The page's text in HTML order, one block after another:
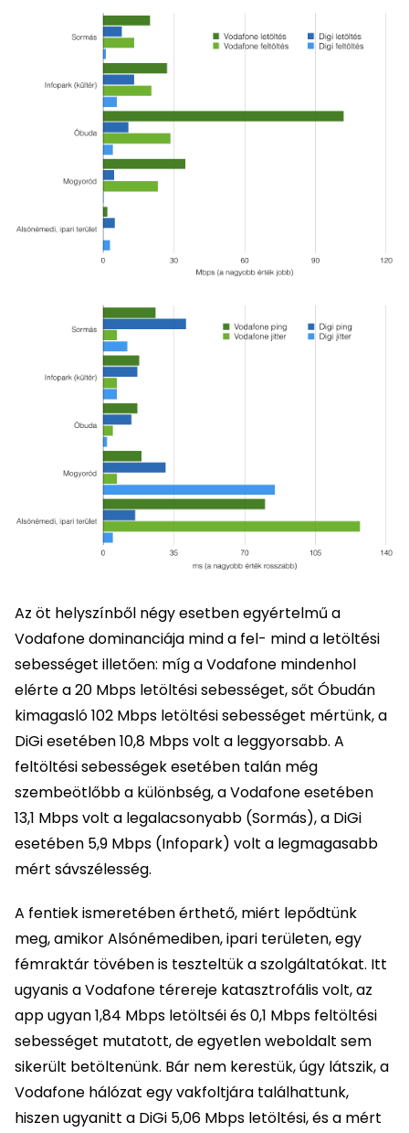
Az öt helyszínből négy esetben egyértelmű a
Vodafone dominanciája mind a fel- mind a letöltési
sebességet illetően: míg a Vodafone mindenhol
elérte a 20 Mbps letöltési sebességet, sőt Óbudán
kimagasló 102 Mbps letöltési sebességet mértünk, a
DiGi esetében 10,8 Mbps volt a leggyorsabb. A
feltöltési sebességek esetében talán még
szembeötlőbb a különbség, a Vodafone esetében
13,1 Mbps volt a legalacsonyabb (Sormás), a DiGi
esetében 5,9 Mbps (Infopark) volt a legmagasabb
mért sávszélesség.
A fentiek ismeretében érthető, miért lepődtünk
meg, amikor Alsónémediben, ipari területen, egy
fémraktár tövében is teszteltük a szolgáltatókat. Itt
ugyanis a Vodafone térereje katasztrofális volt, az
app ugyan 1,84 Mbps letöltséi és 0,1 Mbps feltöltési
sebességet mutatott, de egyetlen weboldalt sem
sikerült betöltenünk. Bár nem kerestük, úgy látszik, a
Vodafone hálózat egy vakfoltjára találhattunk,
hiszen ugyanitt a DiGi 5,06 Mbps letöltési, és a mért